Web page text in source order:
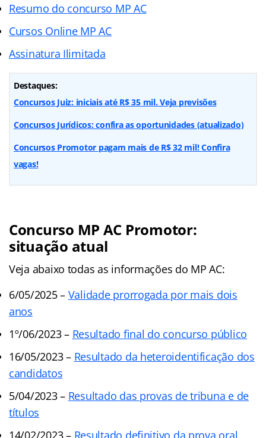
Resumo do concurso MP AC
Cursos Online MP AC
Assinatura Ilimitada
Destaques:
Concursos Juiz: iniciais até R$ 35 mil. Veja previsões
Concursos Jurídicos: confira as oportunidades (atualizado)
Concursos Promotor pagam mais de R$ 32 mil! Confira
vagas!
Concurso MP AC Promotor:
situação atual
Veja abaixo todas as informações do MP AC:
6/05/2025 – Validade prorrogada por mais dois
anos
1º/06/2023 – Resultado final do concurso público
16/05/2023 – Resultado da heteroidentificação dos
candidatos
5/04/2023 – Resultado das provas de tribuna e de
títulos
14/02/2023 – Resultado definitivo da prova oral